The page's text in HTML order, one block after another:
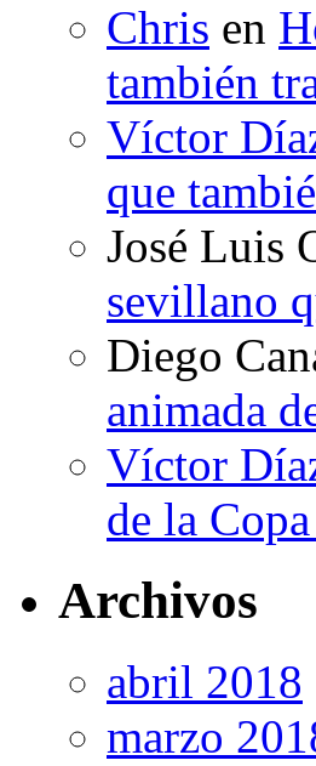
Chris en
también
Víctor
que
José Luis
sevillano
Diego
animada
Víctor
de la
Archivos
abril 2018
marzo